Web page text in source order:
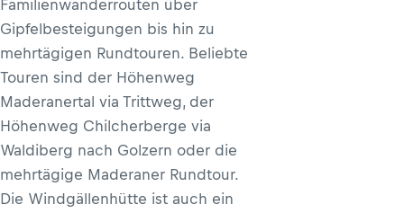
Familienwanderrouten über
Gipfelbesteigungen bis hin zu
mehrtägigen Rundtouren. Beliebte
Touren sind der Höhenweg
Maderanertal via Trittweg, der
Höhenweg Chilcherberge via
Waldiberg nach Golzern oder die
mehrtägige Maderaner Rundtour.
Die Windgällenhütte ist auch ein